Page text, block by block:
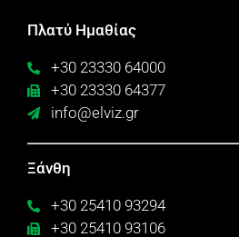
Πλατύ Ημαθίας
+30 23330 64000
+30 23330 64377
info@elviz.gr
Ξάνθη
+30 25410 93294
+30 25410 93106